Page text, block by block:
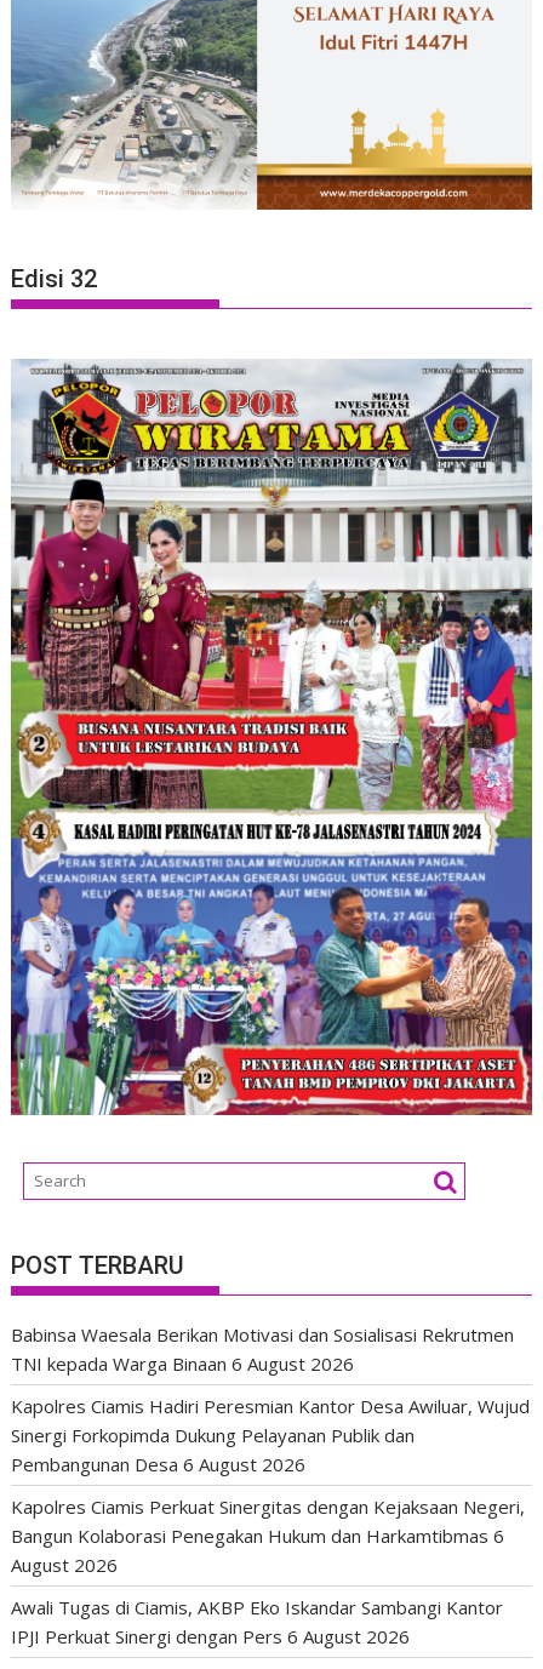
Edisi 32
POST TERBARU
Babinsa Waesala Berikan Motivasi dan Sosialisasi Rekrutmen
TNI kepada Warga Binaan 6 August 2026
Kapolres Ciamis Hadiri Peresmian Kantor Desa Awiluar, Wujud
Sinergi Forkopimda Dukung Pelayanan Publik dan
Pembangunan Desa 6 August 2026
Kapolres Ciamis Perkuat Sinergitas dengan Kejaksaan Negeri,
Bangun Kolaborasi Penegakan Hukum dan Harkamtibmas 6
August 2026
Awali Tugas di Ciamis, AKBP Eko Iskandar Sambangi Kantor
IPJI Perkuat Sinergi dengan Pers 6 August 2026